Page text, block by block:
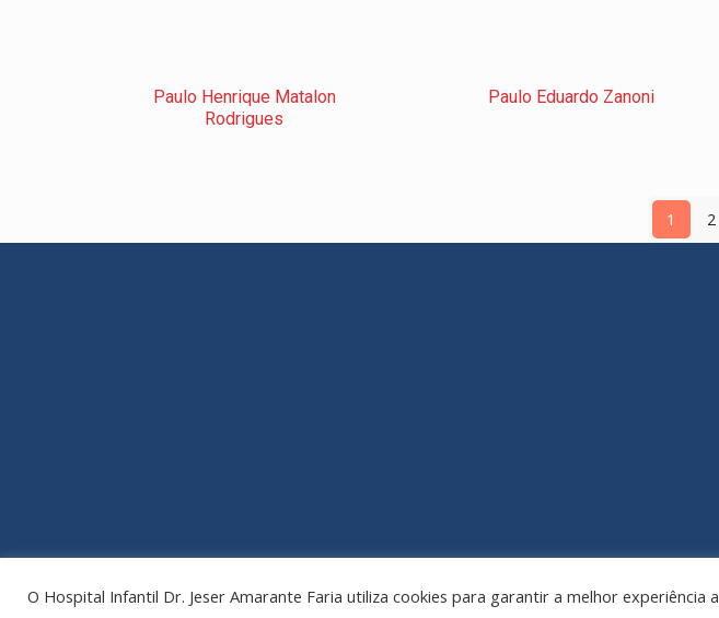
Paulo Henrique Matalon
Rodrigues
Paulo Eduardo Zanoni
1 2
O Hospital Infantil Dr. Jeser Amarante Faria utiliza cookies para garantir a melhor experiência